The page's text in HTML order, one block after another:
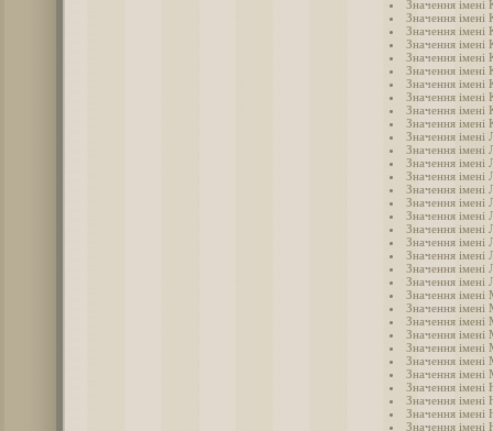
Значення імені
Значення імені
Значення імені
Значення імені
Значення імені
Значення імені
Значення імені
Значення імені
Значення імені
Значення імені
Значення імені
Значення імені
Значення імені
Значення імені
Значення імені
Значення імені
Значення імені
Значення імені
Значення імені
Значення імені
Значення імені
Значення імені
Значення імені
Значення імені
Значення імені
Значення імені
Значення імені
Значення імені
Значення імені
Значення імені
Значення імені
Значення імені
Значення імені